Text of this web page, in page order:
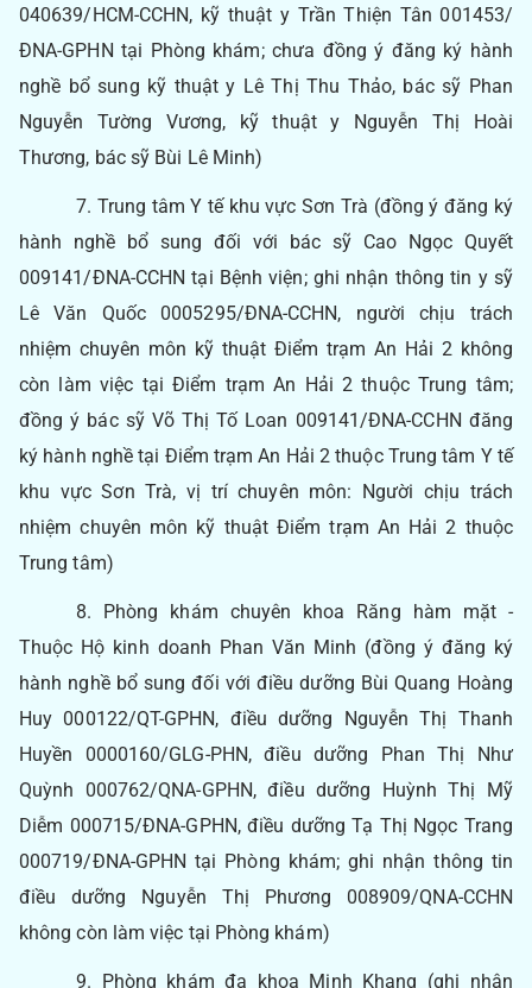
040639/HCM-CCHN, kỹ thuật y Trần Thiện Tân 001453/
ĐNA-GPHN tại Phòng khám; chưa đồng ý đăng ký hành
nghề bổ sung kỹ thuật y Lê Thị Thu Thảo, bác sỹ Phan
Nguyễn Tường Vương, kỹ thuật y Nguyễn Thị Hoài
Thương, bác sỹ Bùi Lê Minh)
7. Trung tâm Y tế khu vực Sơn Trà (đồng ý đăng ký
hành nghề bổ sung đối với bác sỹ Cao Ngọc Quyết
009141/ĐNA-CCHN tại Bệnh viện; ghi nhận thông tin y sỹ
Lê Văn Quốc 0005295/ĐNA-CCHN, người chịu trách
nhiệm chuyên môn kỹ thuật Điểm trạm An Hải 2 không
còn làm việc tại Điểm trạm An Hải 2 thuộc Trung tâm;
đồng ý bác sỹ Võ Thị Tố Loan 009141/ĐNA-CCHN đăng
ký hành nghề tại Điểm trạm An Hải 2 thuộc Trung tâm Y tế
khu vực Sơn Trà, vị trí chuyên môn: Người chịu trách
nhiệm chuyên môn kỹ thuật Điểm trạm An Hải 2 thuộc
Trung tâm)
8. Phòng khám chuyên khoa Răng hàm mặt -
Thuộc Hộ kinh doanh Phan Văn Minh (đồng ý đăng ký
hành nghề bổ sung đối với điều dưỡng Bùi Quang Hoàng
Huy 000122/QT-GPHN, điều dưỡng Nguyễn Thị Thanh
Huyền 0000160/GLG-PHN, điều dưỡng Phan Thị Như
Quỳnh 000762/QNA-GPHN, điều dưỡng Huỳnh Thị Mỹ
Diễm 000715/ĐNA-GPHN, điều dưỡng Tạ Thị Ngọc Trang
000719/ĐNA-GPHN tại Phòng khám; ghi nhận thông tin
điều dưỡng Nguyễn Thị Phương 008909/QNA-CCHN
không còn làm việc tại Phòng khám)
9. Phòng khám đa khoa Minh Khang (ghi nhận